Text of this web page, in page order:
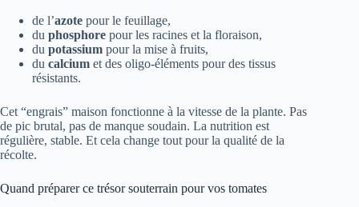
de l’azote pour le feuillage,
du phosphore pour les racines et la floraison,
du potassium pour la mise à fruits,
du calcium et des oligo-éléments pour des tissus
résistants.
Cet “engrais” maison fonctionne à la vitesse de la plante. Pas
de pic brutal, pas de manque soudain. La nutrition est
régulière, stable. Et cela change tout pour la qualité de la
récolte.
Quand préparer ce trésor souterrain pour vos tomates